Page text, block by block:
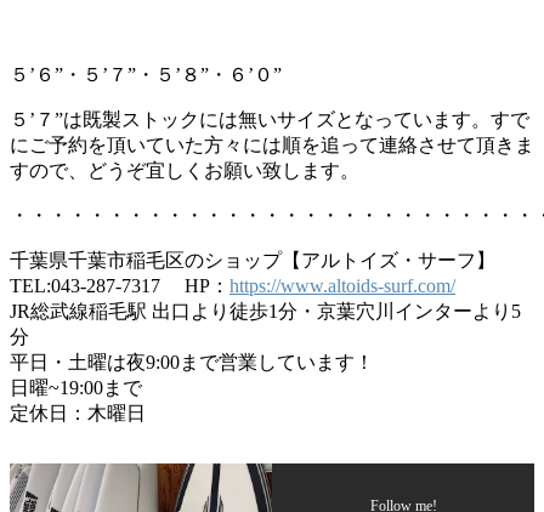
５’６”・５’７”・５’８”・６’０”
５’７”は既製ストックには無いサイズとなっています。すで
にご予約を頂いていた方々には順を追って連絡させて頂きま
すので、どうぞ宜しくお願い致します。
・・・・・・・・・・・・・・・・・・・・・・・・・・
千葉県千葉市稲毛区のショップ【アルトイズ・サーフ】
TEL:043-287-7317 HP： https://www.altoids-surf.com/
JR総武線稲毛駅 出口より徒歩1分・京葉穴川インターより5
分
平日・土曜は夜9:00まで営業しています！
日曜~19:00まで
定休日：木曜日
Follow me!